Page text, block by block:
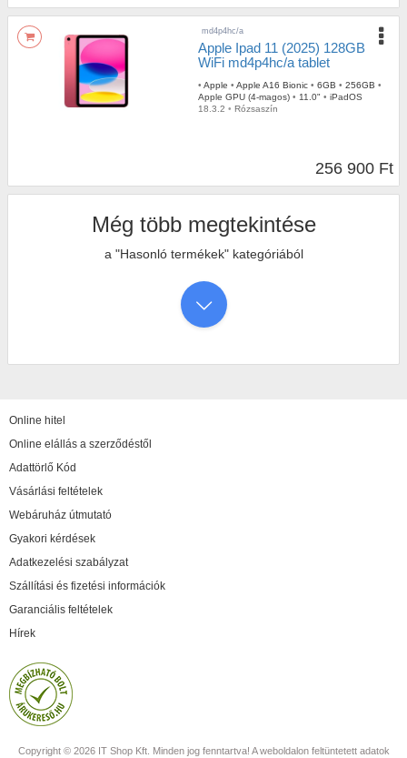
md4p4hc/a
Apple Ipad 11 (2025) 128GB
WiFi md4p4hc/a tablet
• Apple • Apple A16 Bionic • 6GB • 256GB •
Apple GPU (4-magos) • 11.0" • iPadOS
18.3.2 • Rózsaszín
256 900 Ft
Még több megtekintése
a "Hasonló termékek" kategóriából
Online hitel
Online elállás a szerződéstől
Adattörlő Kód
Vásárlási feltételek
Webáruház útmutató
Gyakori kérdések
Adatkezelési szabályzat
Szállítási és fizetési információk
Garanciális feltételek
Hírek
Copyright © 2026 IT Shop Kft. Minden jog fenntartva! A weboldalon feltüntetett adatok